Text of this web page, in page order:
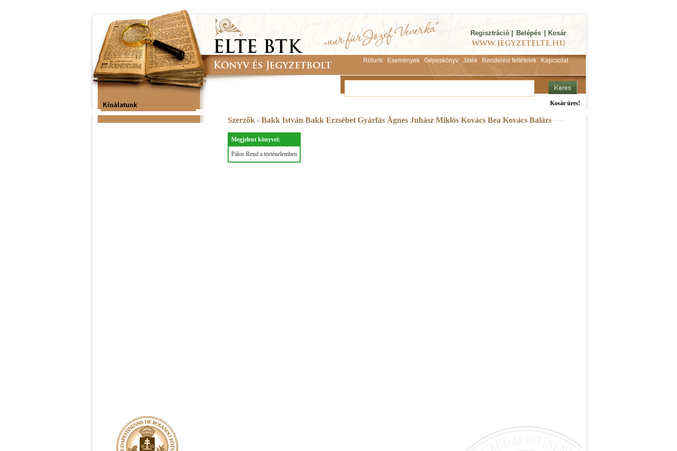
Regisztráció Belépés Kosár
Rólunk Események Gépeskönyv Játék Rendelési feltételek Kapcsolat
Kosár üres!
Szerzők - Bakk István Bakk Erzsébet Gyárfás Ágnes Juhász Miklós Kovács Bea Kovács Balázs
Megjelent könyvei:
Pálos Rend a történelemben